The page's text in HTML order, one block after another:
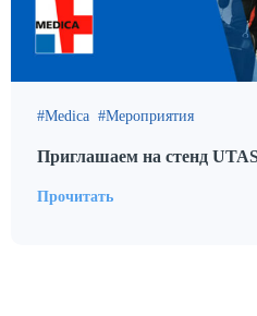
Medica Мероприятия
Приглашаем на стенд
Прочитать